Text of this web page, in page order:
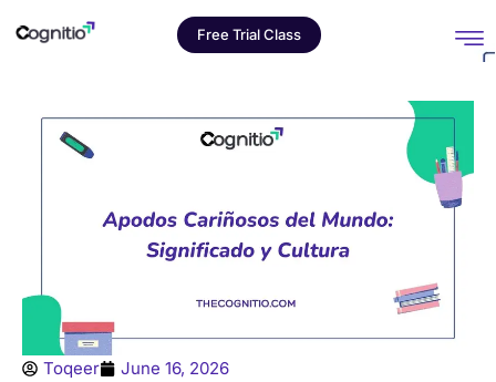
Free Trial Class
Toqeer
June 16, 2026